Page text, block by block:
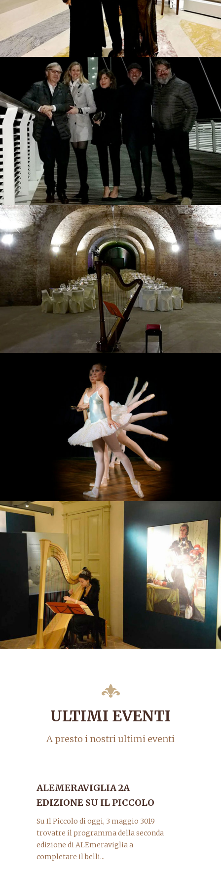
ULTIMI EVENTI
A presto i nostri ultimi eventi
ALEMERAVIGLIA 2A
EDIZIONE SU IL PICCOLO
Su Il Piccolo di oggi, 3 maggio 3019
trovatre il programma della seconda
edizione di ALEmeraviglia a
completare il belli...